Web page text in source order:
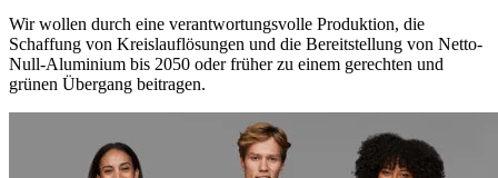
Wir wollen durch eine verantwortungsvolle Produktion, die
Schaffung von Kreislauflösungen und die Bereitstellung von Netto-
Null-Aluminium bis 2050 oder früher zu einem gerechten und
grünen Übergang beitragen.